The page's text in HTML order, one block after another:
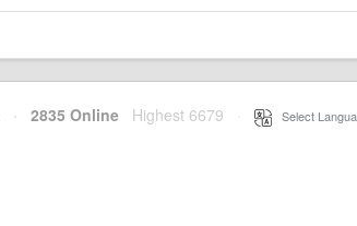
· 2835 Online Highest 6679 Select